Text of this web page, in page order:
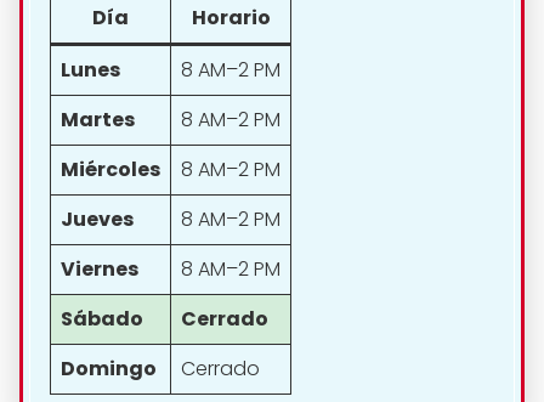
Día
Horario
Lunes
8 AM–2 PM
Martes
8 AM–2 PM
Miércoles
8 AM–2 PM
Jueves
8 AM–2 PM
Viernes
8 AM–2 PM
Sábado
Cerrado
Domingo
Cerrado